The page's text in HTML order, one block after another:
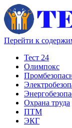
Перейти к
Тест 24
Олимпокс
Охрана труда
ПТМ
ЭКГ